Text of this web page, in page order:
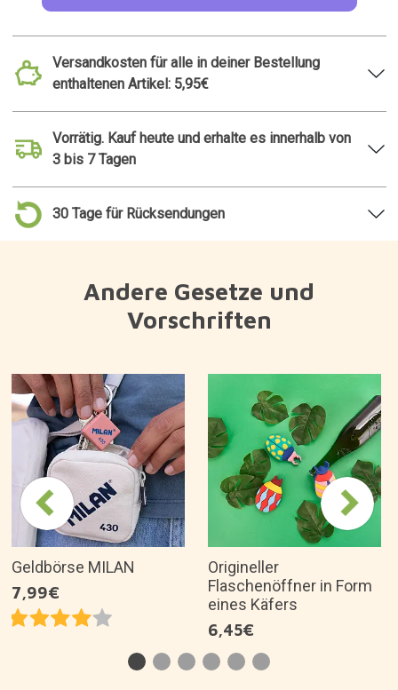
Versandkosten für alle in deiner Bestellung
enthaltenen Artikel: 5,95€
Vorrätig. Kauf heute und erhalte es innerhalb von
3 bis 7 Tagen
30 Tage für Rücksendungen
Andere Gesetze und
Vorschriften
Geldbörse MILAN
7,99€
Origineller
Flaschenöffner in Form
eines Käfers
6,45€